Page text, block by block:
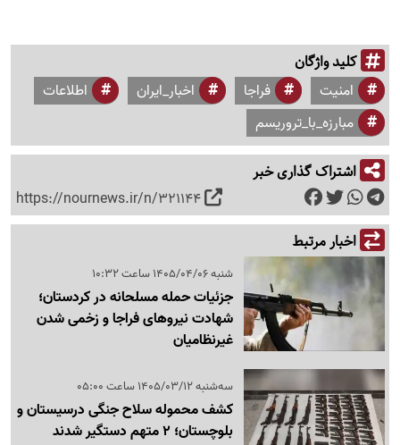
کلید واژگان
امنیت فراجا اخبار_ایران
اطلاعات
مبارزه_با_تروریسم
اشتراک گذاری خبر
https://nournews.ir/n/321144
اخبار مرتبط
شنبه 1405/04/06 ساعت 10:32
جزئیات حمله مسلحانه در کردستان؛
شهادت نیروهای فراجا و زخمی شدن
غیرنظامیان
سه‌شنبه 1405/03/12 ساعت 05:00
کشف محموله سلاح جنگی درسیستان و
بلوچستان؛ 2 متهم دستگیر شدند